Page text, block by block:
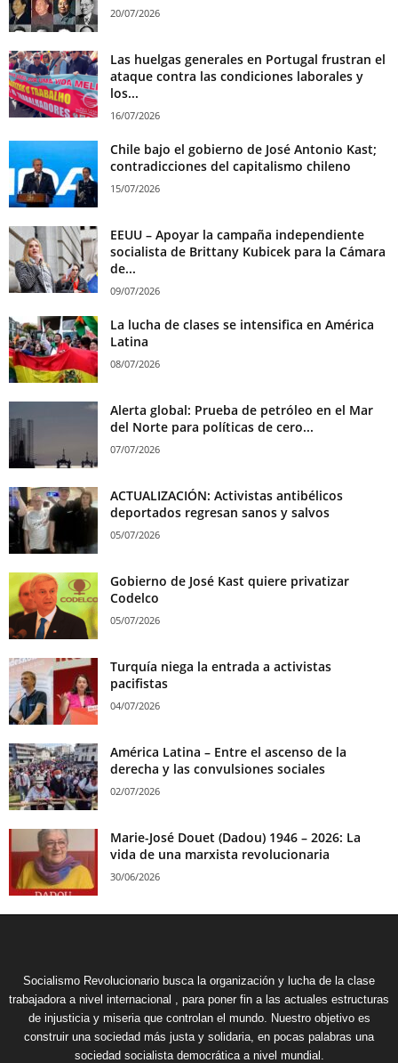
20/07/2026
Las huelgas generales en Portugal frustran el
ataque contra las condiciones laborales y
los...
16/07/2026
Chile bajo el gobierno de José Antonio Kast;
contradicciones del capitalismo chileno
15/07/2026
EEUU – Apoyar la campaña independiente
socialista de Brittany Kubicek para la Cámara
de...
09/07/2026
La lucha de clases se intensifica en América
Latina
08/07/2026
Alerta global: Prueba de petróleo en el Mar
del Norte para políticas de cero...
07/07/2026
ACTUALIZACIÓN: Activistas antibélicos
deportados regresan sanos y salvos
05/07/2026
Gobierno de José Kast quiere privatizar
Codelco
05/07/2026
Turquía niega la entrada a activistas
pacifistas
04/07/2026
América Latina – Entre el ascenso de la
derecha y las convulsiones sociales
02/07/2026
Marie-José Douet (Dadou) 1946 – 2026: La
vida de una marxista revolucionaria
30/06/2026
Socialismo Revolucionario busca la organización y lucha de la clase
trabajadora a nivel internacional , para poner fin a las actuales estructuras
de injusticia y miseria que controlan el mundo. Nuestro objetivo es
construir una sociedad más justa y solidaria, en pocas palabras una
sociedad socialista democrática a nivel mundial.